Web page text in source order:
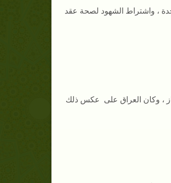
، واشتراط الشهود لصحة عقد
، وكان العراق على عكس ذلك